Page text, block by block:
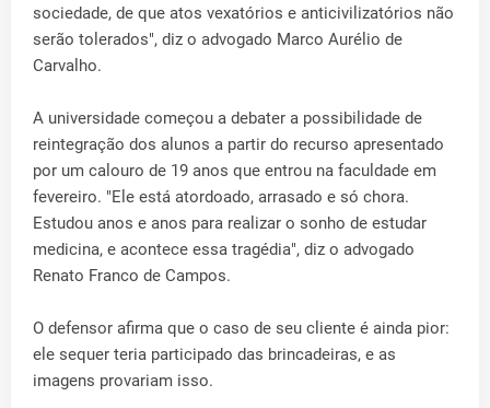
sociedade, de que atos vexatórios e anticivilizatórios não
serão tolerados", diz o advogado Marco Aurélio de
Carvalho.
A universidade começou a debater a possibilidade de
reintegração dos alunos a partir do recurso apresentado
por um calouro de 19 anos que entrou na faculdade em
fevereiro. "Ele está atordoado, arrasado e só chora.
Estudou anos e anos para realizar o sonho de estudar
medicina, e acontece essa tragédia", diz o advogado
Renato Franco de Campos.
O defensor afirma que o caso de seu cliente é ainda pior:
ele sequer teria participado das brincadeiras, e as
imagens provariam isso.